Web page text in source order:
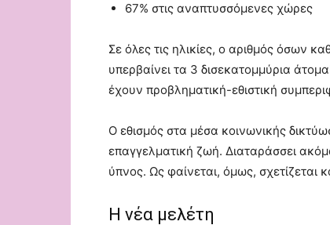
67% στις αναπτυσσόμενες χώρες
Σε όλες τις ηλικίες, ο αριθμός όσων
υπερβαίνει τα 3 δισεκατομμύρια
έχουν προβληματική-εθιστική
Ο εθισμός στα μέσα κοινωνικής
επαγγελματική ζωή. Διαταράσσει
ύπνος. Ως φαίνεται, όμως, σχετίζεται
Η νέα μελέτη